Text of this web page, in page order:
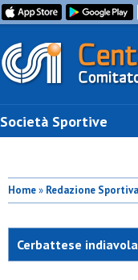
Società Sportive
Home» Redazione Sportiva
Cerbattese